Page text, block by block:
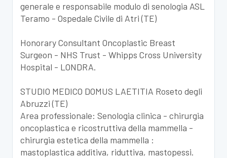
generale e responsabile modulo di senologia ASL
Teramo - Ospedale Civile di Atri (TE)
Honorary Consultant Oncoplastic Breast
Surgeon - NHS Trust - Whipps Cross University
Hospital - LONDRA.
STUDIO MEDICO DOMUS LAETITIA Roseto degli
Abruzzi (TE)
Area professionale: Senologia clinica - chirurgia
oncoplastica e ricostruttiva della mammella -
chirurgia estetica della mammella :
mastoplastica additiva, riduttiva, mastopessi.